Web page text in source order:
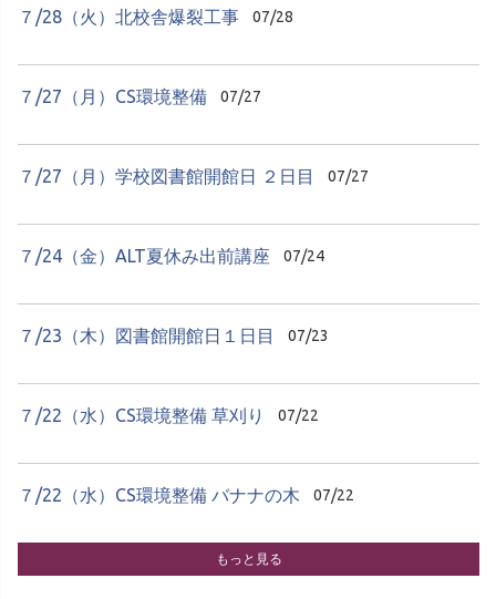
７/28（火）北校舎爆裂工事 07/28
７/27（月）CS環境整備 07/27
７/27（月）学校図書館開館日 ２日目 07/27
７/24（金）ALT夏休み出前講座 07/24
７/23（木）図書館開館日１日目 07/23
７/22（水）CS環境整備 草刈り 07/22
７/22（水）CS環境整備 バナナの木 07/22
もっと見る